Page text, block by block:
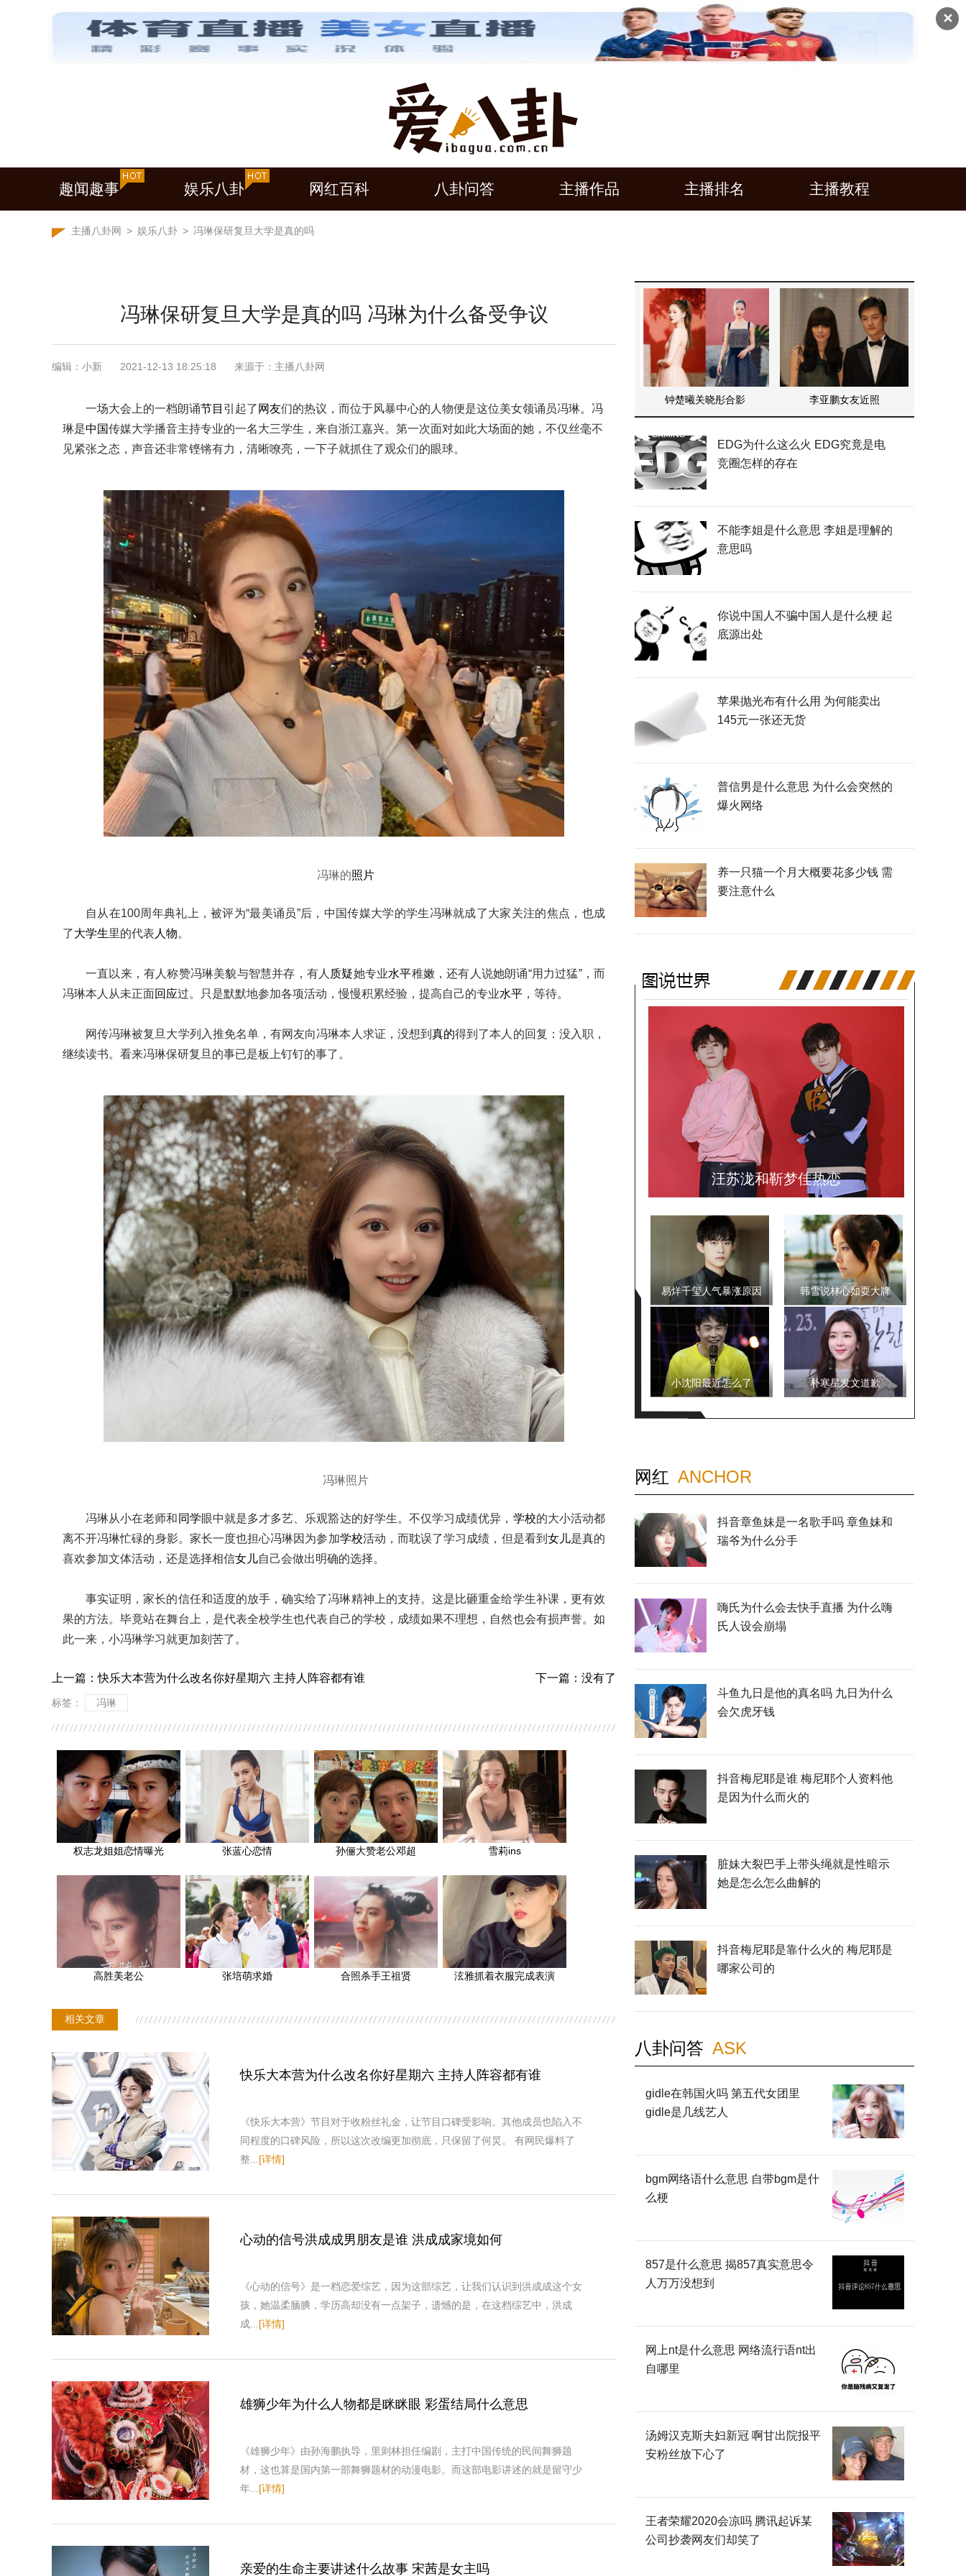
✕
趣闻趣事 娱乐八卦 网红百科 八卦问答 主播作品 主播排名 主播教程
主播八卦网 > 娱乐八卦 > 冯琳保研复旦大学是真的吗
冯琳保研复旦大学是真的吗 冯琳为什么备受争议
编辑：小新 2021-12-13 18:25:18 来源于：主播八卦网
一场大会上的一档朗诵节目 引起了 网友们的热议，而位于风暴中心的人物便是这位美女领诵员冯琳。冯
琳是中国传媒大学播音主持专业的一名大三学生，来自浙江嘉兴。第一次面对如此大场面的她，不仅丝毫不
见紧张之态，声音还非常铿锵有力，清晰嘹亮，一下子就抓住了观众们的眼球。
冯琳的照片
自从在100周年典礼上，被评为“最美诵员”后，中国传媒大学的学生冯琳就成了大家关注的焦点，也成
了大学生里的代表 人物。
一直以来，有人称赞冯琳美貌与智慧并存，有人 质疑她专业水平稚嫩，还有人说她朗诵“用力过猛”，而
冯琳本人从未正面回应过。只是默默地参加各项活动，慢慢积累经验，提高自己的专业水平 ，等待。
网传冯琳被复旦大学列入推免名单，有网友向冯琳本人求证，没想到真的得到了本人的回复：没入职，
继续读书。看来冯琳保研复旦的事已是板上钉钉的事了。
冯琳照片
冯琳从小在老师和 同学眼中就是多才多艺、乐观豁达的好学生。不仅学习成绩优异， 学校的大小活动都
离不开冯琳忙碌的身影。家长一度也担心冯琳因为参加学校活动，而耽误了学习成绩，但是看到 女儿是真的
喜欢参加文体活动，还是选择相信女儿自己会做出明确的选择。
事实证明，家长的信任和适度的放手，确实给了冯琳精神上的支持。这是比砸重金给学生补课，更有效
果的方法。毕竟站在舞台上，是代表全校学生也代表自己的学校，成绩如果不理想，自然也会有损声誉。如
此一来，小冯琳学习就更加刻苦了。
上一篇：快乐大本营为什么改名你好星期六 主持人阵容都有谁 下一篇：没有了
标签： 冯琳
权志龙姐姐恋情曝光 张蓝心恋情 孙俪大赞老公邓超 雪莉ins
高胜美老公 张培萌求婚 合照杀手王祖贤 泫雅抓着衣服完成表演
相关文章
快乐大本营为什么改名你好星期六 主持人阵容都有谁
《快乐大本营》节目对于收粉丝礼金，让节目口碑受影响。其他成员也陷入不
同程度的口碑风险，所以这次改编更加彻底，只保留了何炅。 有网民爆料了
整... [详情]
心动的信号洪成成男朋友是谁 洪成成家境如何
《心动的信号》是一档恋爱综艺，因为这部综艺，让我们认识到洪成成这个女
孩，她温柔腼腆，学历高却没有一点架子，遗憾的是，在这档综艺中，洪成
成... [详情]
雄狮少年为什么人物都是眯眯眼 彩蛋结局什么意思
《雄狮少年》由孙海鹏执导，里则林担任编剧，主打中国传统的民间舞狮题
材，这也算是国内第一部舞狮题材的动漫电影。而这部电影讲述的就是留守少
年... [详情]
亲爱的生命主要讲述什么故事 宋茜是女主吗
钟楚曦关晓彤合影 李亚鹏女友近照
EDG为什么这么火 EDG究竟是电
竞圈怎样的存在
不能李姐是什么意思 李姐是理解的
意思吗
你说中国人不骗中国人是什么梗 起
底源出处
苹果抛光布有什么用 为何能卖出
145元一张还无货
普信男是什么意思 为什么会突然的
爆火网络
养一只猫一个月大概要花多少钱 需
要注意什么
汪苏泷和靳梦佳热恋
易烊千玺人气暴涨原因 韩雪说林心如耍大牌
小沈阳最近怎么了 朴寒星发文道歉
网红 ANCHOR
抖音章鱼妹是一名歌手吗 章鱼妹和
瑞爷为什么分手
嗨氏为什么会去快手直播 为什么嗨
氏人设会崩塌
斗鱼九日是他的真名吗 九日为什么
会欠虎牙钱
抖音梅尼耶是谁 梅尼耶个人资料他
是因为什么而火的
脏妹大裂巴手上带头绳就是性暗示
她是怎么怎么曲解的
抖音梅尼耶是靠什么火的 梅尼耶是
哪家公司的
八卦问答 ASK
gidle在韩国火吗 第五代女团里
gidle是几线艺人
bgm网络语什么意思 自带bgm是什
么梗
857是什么意思 揭857真实意思令
人万万没想到
网上nt是什么意思 网络流行语nt出
自哪里
汤姆汉克斯夫妇新冠 啊甘出院报平
安粉丝放下心了
王者荣耀2020会凉吗 腾讯起诉某
公司抄袭网友们却笑了